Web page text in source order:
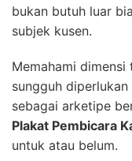
bukan butuh luar
subjek kusen.
Memahami
sungguh
sebagai arketipe
Plakat Pembicara
untuk atau belum.